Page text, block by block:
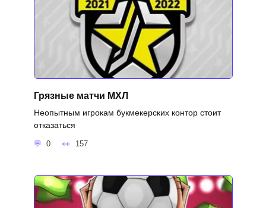
Грязные матчи МХЛ
Неопытным игрокам букмекерских контор стоит
отказаться
0 157